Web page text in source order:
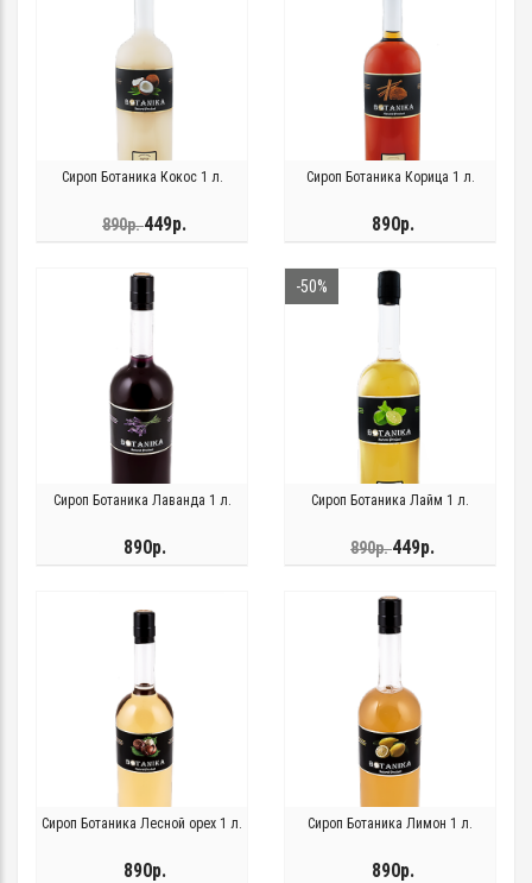
Сироп Ботаника Кокос 1 л.
890р.449р.
Сироп Ботаника Корица 1 л.
890р.
Сироп Ботаника Лаванда 1 л.
890р.
-50%
Сироп Ботаника Лайм 1 л.
890р.449р.
Сироп Ботаника Лесной орех 1 л.
890р.
Сироп Ботаника Лимон 1 л.
890р.